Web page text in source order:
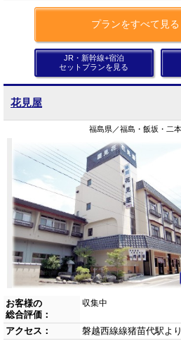
プランをすべて見る
JR・新幹線+宿泊
セットプランを見る
花見屋
福島県／福島・飯坂・二
お客様の
総合評価：
収集中
アクセス：
磐越西線線猪苗代駅よ